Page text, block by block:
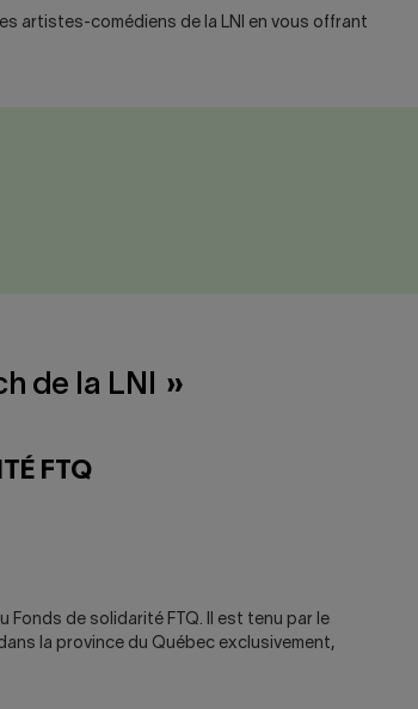
artistes-comédiens de la LNI en vous offrant
de la LNI »
FTQ
Fonds de solidarité FTQ. Il est tenu par le
la province du Québec exclusivement,